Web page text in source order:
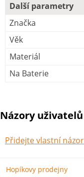
Další parametry
Značka
Věk
Materiál
Na Baterie
Názory uživatelů
Přidejte vlastní
Hopíkovy prodejny